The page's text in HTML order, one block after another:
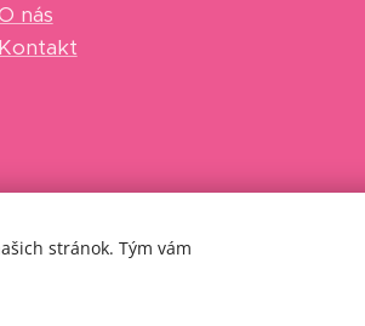
nás
Kontakt
stránok. Tým vám